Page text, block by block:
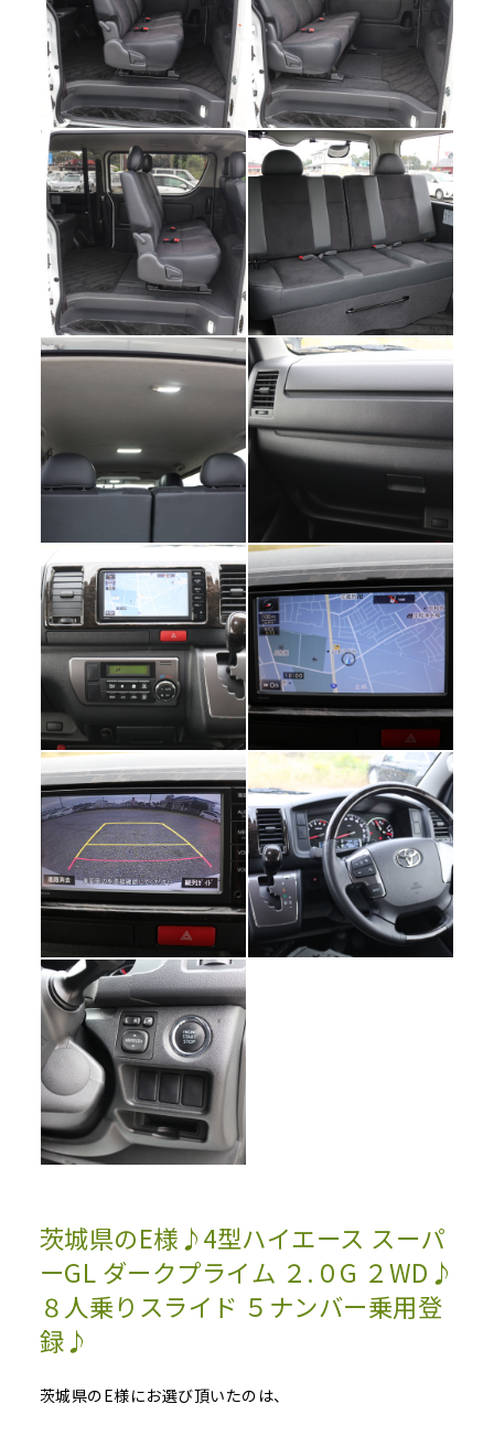
茨城県のE様♪4型ハイエース スーパ
ーGL ダークプライム ２.０G ２WD♪
８人乗りスライド ５ナンバー乗用登
録♪
茨城県のE様にお選び頂いたのは、